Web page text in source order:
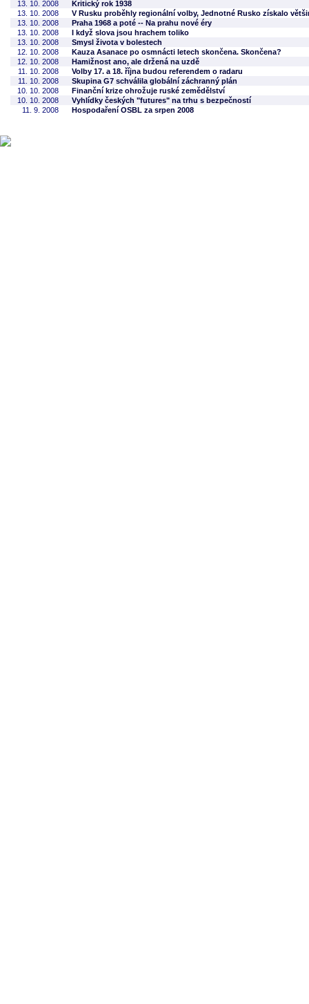
13. 10. 2008
Kritický rok 1938
13. 10. 2008
V Rusku proběhly regionální volby, Jednotné Rusko získalo
13. 10. 2008
Praha 1968 a poté -- Na prahu nové éry
13. 10. 2008
I když slova jsou hrachem toliko
13. 10. 2008
Smysl života v bolestech
12. 10. 2008
Kauza Asanace po osmnácti letech skončena. Skončena?
12. 10. 2008
Hamižnost ano, ale držená na uzdě
11. 10. 2008
Volby 17. a 18. října budou referendem o radaru
11. 10. 2008
Skupina G7 schválila globální záchranný plán
10. 10. 2008
Finanční krize ohrožuje ruské zemědělství
10. 10. 2008
Vyhlídky českých "futures" na trhu s bezpečností
11. 9. 2008
Hospodaření OSBL za srpen 2008